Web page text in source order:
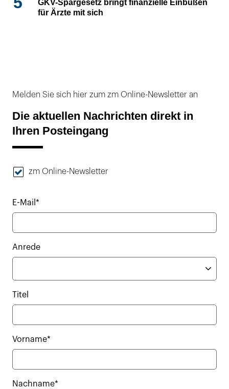
GKV-Spargesetz bringt finanzielle Einbußen
für Ärzte mit sich
Melden Sie sich hier zum zm Online-Newsletter an
Die aktuellen Nachrichten direkt in
Ihren Posteingang
zm Online-Newsletter
E-Mail*
Anrede
Titel
Vorname*
Nachname*